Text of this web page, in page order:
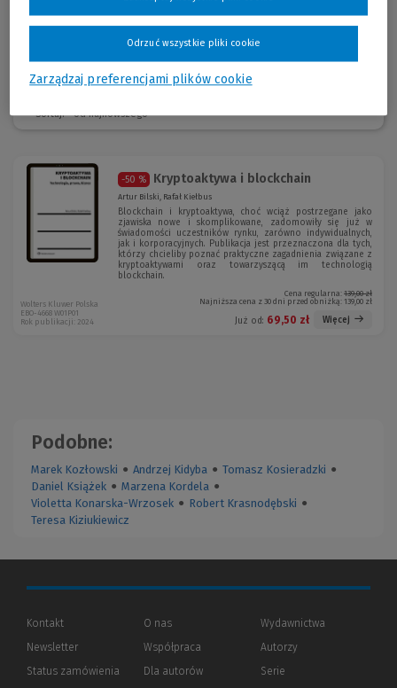
Blockchain i Nowych Technologii; wykładowca studiów podyplomo­wych
Sortuj:
-50 % Kryptoaktywa i blockchain
Artur Bilski, Rafał Kiełbus
Blockchain i kryptoaktywa, choć wciąż postrzegane jako
zjawiska nowe i skomplikowane, zadomowiły się już w
świadomości uczestników rynku, zarówno indywidualnych,
jak i korporacyjnych. Publikacja jest przeznaczona dla tych,
którzy chcieliby poznać praktyczne zagadnienia związane z
kryptoaktywami oraz towarzyszącą im technologią
blockchain.
Cena regularna: 139,00 zł
Najniższa cena z 30 dni przed obniżką: 139,00 zł
Już od: 69,50 zł Więcej
Wolters Kluwer Polska
EBO-4668 W01P01
Rok publikacji: 2024
Podobne:
Marek Kozłowski ● Andrzej Kidyba ● Tomasz Kosieradzki ●
Daniel Książek ● Marzena Kordela ●
Violetta Konarska-Wrzosek ● Robert Krasnodębski ●
Teresa Kiziukiewicz
Kontakt
Newsletter
Status zamówienia
O nas
Współpraca
Dla autorów(Nowe
(Link
Wydawnictwa
Autorzy
Serie
Zarządzaj preferencjami plików cookie
Odrzuć wszystkie pliki cookie